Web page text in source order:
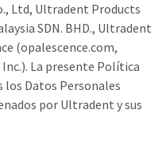
Ltd, Ultradent Products
SDN. BHD., Ultradent
(opalescence.com,
La presente Política
los Datos Personales
por Ultradent y sus